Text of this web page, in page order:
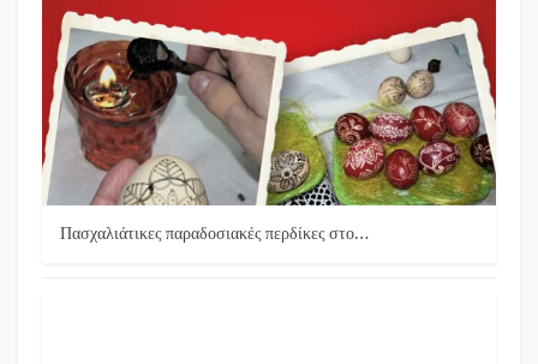
Πασχαλιάτικες παραδοσιακές περδίκες στο…